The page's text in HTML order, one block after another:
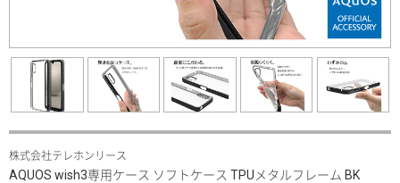
株式会社テレホンリース
AQUOS wish3専用ケース ソフトケース TPUメタルフレーム BK